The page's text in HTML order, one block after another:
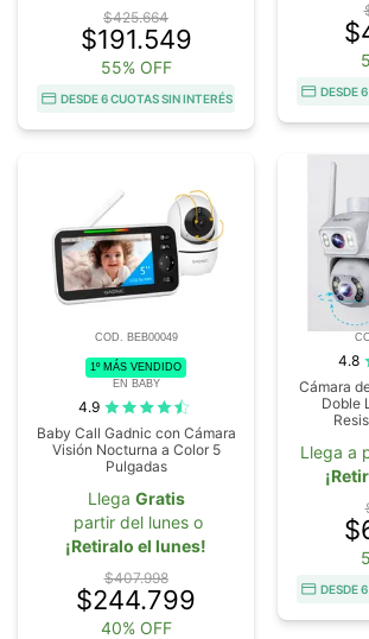
$425.664
$191.549
55% OFF
DESDE 6 CUOTAS SIN INTERÉS DESDE
COD. BEB00049
1º MÁS VENDIDO
EN BABY
4.9
Baby Call Gadnic con Cámara
Visión Nocturna a Color 5
Pulgadas
Llega Gratis
partir del lunes o
¡Retiralo el lunes!
$407.998
$244.799
40% OFF
4.8
Cámara
Doble
Llega a
DESDE